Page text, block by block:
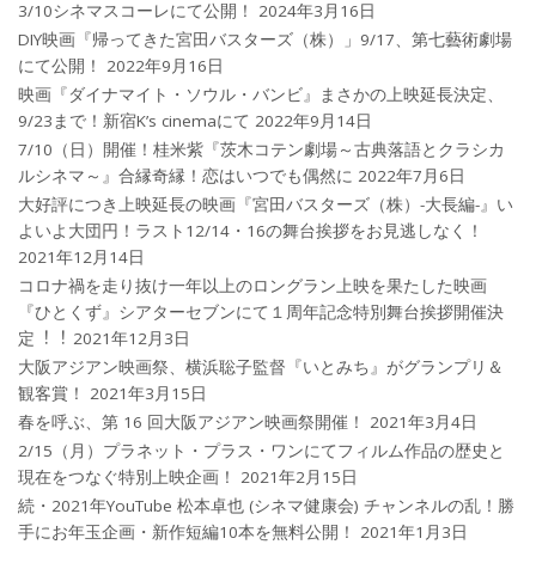
3/10シネマスコーレにて公開！
2024年3月16日
DIY映画『帰ってきた宮田バスターズ（株）」9/17、第七藝術劇場
にて公開！
2022年9月16日
映画『ダイナマイト・ソウル・バンビ』まさかの上映延長決定、
9/23まで！新宿K’s cinemaにて 2022年9月14日
7/10（日）開催！桂米紫『茨木コテン劇場～古典落語とクラシカ
ルシネマ～』合縁奇縁！恋はいつでも偶然に 2022年7月6日
大好評につき上映延長の映画『宮田バスターズ（株）-大長編-』い
よいよ大団円！ラスト12/14・16の舞台挨拶をお見逃しなく！
2021年12月14日
コロナ禍を⾛り抜け⼀年以上のロングラン上映を果たした映画
『ひとくず』シアターセブンにて１周年記念特別舞台挨拶開催決
定︕︕ 2021年12月3日
大阪アジアン映画祭、横浜聡子監督『いとみち』がグランプリ＆
観客賞！
2021年3月15日
春を呼ぶ、第 16 回大阪アジアン映画祭開催！
2021年3月4日
2/15（月）プラネット・プラス・ワンにてフィルム作品の歴史と
現在をつなぐ特別上映企画！
2021年2月15日
続・2021年YouTube 松本卓也 (シネマ健康会) チャンネルの乱！勝
手にお年玉企画・新作短編10本を無料公開！
2021年1月3日